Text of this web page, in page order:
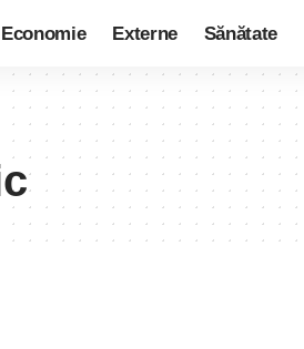
Economie Externe Sănătate